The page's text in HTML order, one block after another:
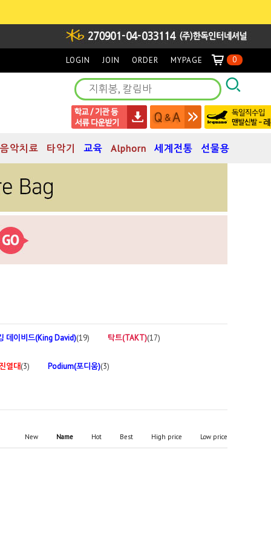
LOGIN JOIN ORDER MYPAGE 0
음악치료 타악기 교육 Alphorn 세계전통 선물용
데이비드(King David)(19) 탁트(TAKT)(17)
열대(3) Podium(포디움)(3)
New Name Hot Best High price Low price